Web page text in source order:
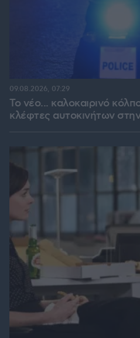
Το νέο... καλοκαιρινό
κλέφτες αυτοκινήτων
09.08.2026, 07:29